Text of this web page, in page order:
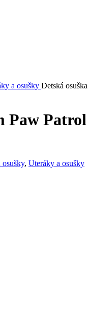
a osušky Detská
Paw Patrol
osušky, Uteráky a osušky